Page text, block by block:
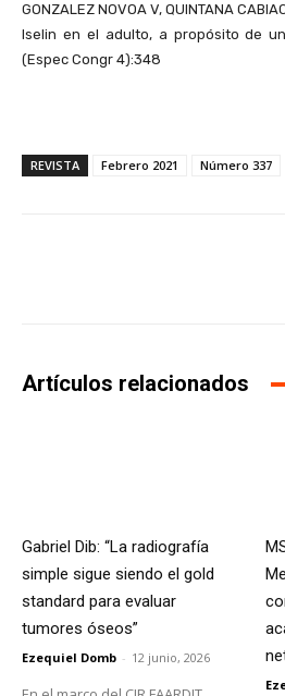
GONZALEZ NOVOA V, QUINTANA
Iselin en el adulto, a propósito de un
(Espec Congr 4):348
REVISTA Febrero 2021 Número 337
Artículos relacionados
Gabriel Dib: “La radiografía
simple sigue siendo el gold
standard para evaluar
tumores óseos”
Ezequiel Domb - 12 junio, 2026